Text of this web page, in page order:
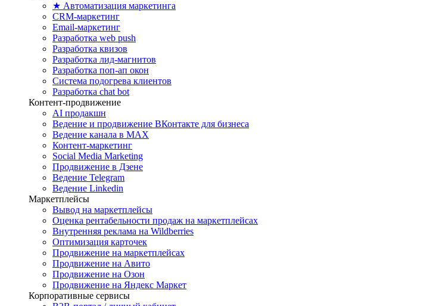
★ Автоматизация маркетинга
CRM-маркетинг
Email-маркетинг
Разработка web push
Разработка квизов
Разработка лид-магнитов
Разработка поп-ап окон
Система подогрева клиентов
Разработка chat bot
Контент-продвижение
AI продакшн
Ведение и продвижение ВКонтакте для бизнеса
Ведение канала в MAX
Контент-маркетинг
Social Media Marketing
Продвижение в Дзене
Ведение Telegram
Ведение Linkedin
Маркетплейсы
Вывод на маркетплейсы
Оценка рентабельности продаж на маркетплейсах
Внутренняя реклама на Wildberries
Оптимизация карточек
Продвижение на маркетплейсах
Продвижение на Авито
Продвижение на Озон
Продвижение на Яндекс Маркет
Корпоративные сервисы